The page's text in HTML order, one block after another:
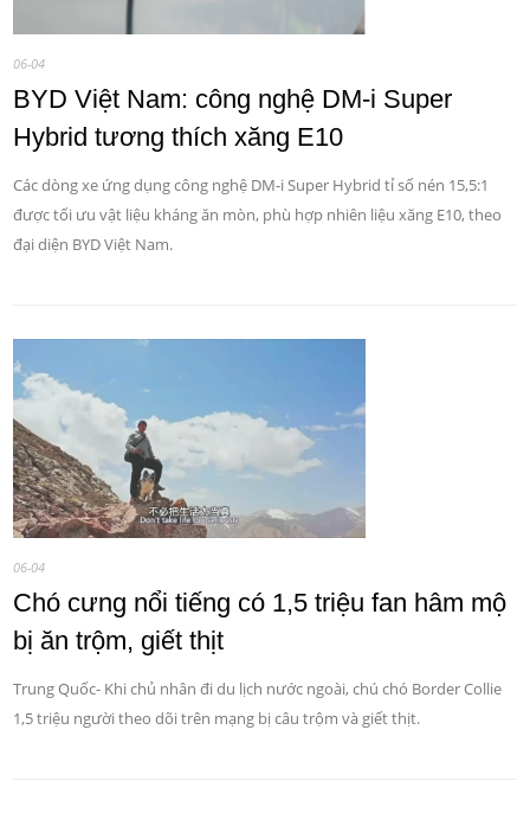
06-04
BYD Việt Nam: công nghệ DM-i Super
Hybrid tương thích xăng E10
Các dòng xe ứng dụng công nghệ DM-i Super Hybrid tỉ số nén 15,5:1
được tối ưu vật liệu kháng ăn mòn, phù hợp nhiên liệu xăng E10, theo
đại diện BYD Việt Nam.
06-04
Chó cưng nổi tiếng có 1,5 triệu fan hâm mộ
bị ăn trộm, giết thịt
Trung Quốc- Khi chủ nhân đi du lịch nước ngoài, chú chó Border Collie
1,5 triệu người theo dõi trên mạng bị câu trộm và giết thịt.